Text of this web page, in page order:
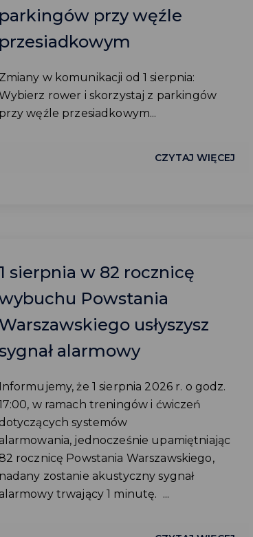
przy węźle
w komunikacji od 1 sierpnia:
rower i skorzystaj z parkingów
węźle przesiadkowym...
CZYTAJ WIĘCEJ
sierpnia w 82 rocznicę
Powstania
usłyszysz
alarmowy
że 1 sierpnia 2026 r. o godz.
w ramach treningów i ćwiczeń
systemów
jednocześnie upamiętniając
rocznicę Powstania Warszawskiego,
zostanie akustyczny sygnał
trwający 1 minutę. ...